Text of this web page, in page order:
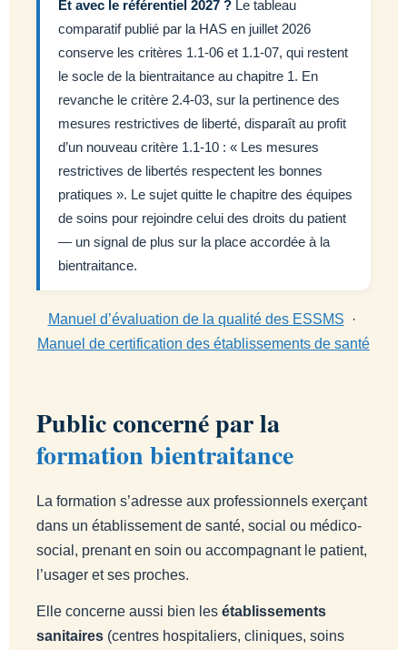
Et avec le référentiel 2027 ? Le tableau
comparatif publié par la HAS en juillet 2026
conserve les critères 1.1-06 et 1.1-07, qui restent
le socle de la bientraitance au chapitre 1. En
revanche le critère 2.4-03, sur la pertinence des
mesures restrictives de liberté, disparaît au profit
d’un nouveau critère 1.1-10 : « Les mesures
restrictives de libertés respectent les bonnes
pratiques ». Le sujet quitte le chapitre des équipes
de soins pour rejoindre celui des droits du patient
— un signal de plus sur la place accordée à la
bientraitance.
Manuel d’évaluation de la qualité des ESSMS ·
Manuel de certification des établissements de santé
Public concerné par la
formation bientraitance
La formation s’adresse aux professionnels exerçant
dans un établissement de santé, social ou médico-
social, prenant en soin ou accompagnant le patient,
l’usager et ses proches.
Elle concerne aussi bien les établissements
sanitaires (centres hospitaliers, cliniques, soins